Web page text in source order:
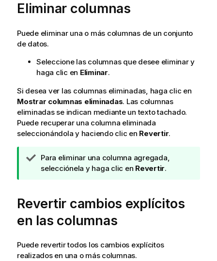
m
a
i
a
Eliminar columnas
Puede eliminar una o más columnas de un conjunto
de datos.
Seleccione las columnas que desee eliminar y
haga clic en Eliminar.
Si desea ver las columnas eliminadas, haga clic en
Mostrar columnas eliminadas. Las columnas
eliminadas se indican mediante un texto tachado.
Puede recuperar una columna eliminada
seleccionándola y haciendo clic en Revertir.
N
o
d
e
s
g
e
Para eliminar una columna agregada,
selecciónela y haga clic en Revertir.
Revertir cambios explícitos
en las columnas
Puede revertir todos los cambios explícitos
realizados en una o más columnas.